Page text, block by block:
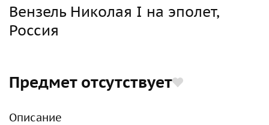
Вензель Николая I на эполет,
Россия
Предмет отсутствует
Описание